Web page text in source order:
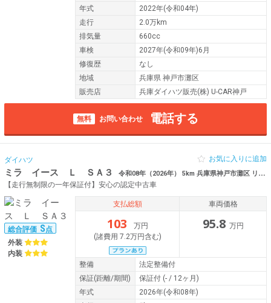
年式
2022年(令和04年)
走行
2.0万km
排気量
660cc
車検
2027年(令和09年)6月
修復歴
なし
地域
兵庫県 神戸市灘区
販売店
兵庫ダイハツ販売(株) U-CAR神戸
無料 お問い合わせ 電話する
ダイハツ
ミラ イース Ｌ ＳＡ３ 令和08年（2026年） 5km 兵庫県神戸市灘区 リングストップ
【走行無制限の一年保証付】安心の認定中古車
お気に入りに追加
総合評価 S点
外装
内装
支払総額
103
万円
(諸費用 7.2万円含む)
車両価格
95.8 万円
整備
法定整備付
保証(距離/期間) 保証付 (- / 12ヶ月)
年式
2026年(令和08年)